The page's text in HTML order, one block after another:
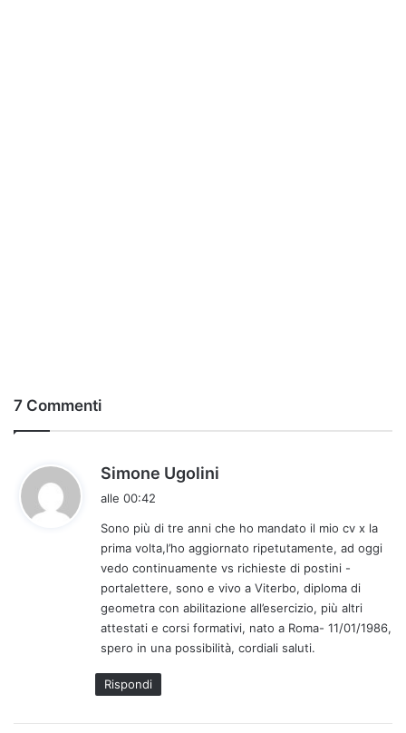
7 Commenti
Simone Ugolini
e
t
t
o
:
alle 00:42
Sono più di tre anni che ho mandato il mio cv x la
prima volta,l’ho aggiornato ripetutamente, ad oggi
vedo continuamente vs richieste di postini -
portalettere, sono e vivo a Viterbo, diploma di
geometra con abilitazione all’esercizio, più altri
attestati e corsi formativi, nato a Roma- 11/01/1986,
spero in una possibilità, cordiali saluti.
Rispondi